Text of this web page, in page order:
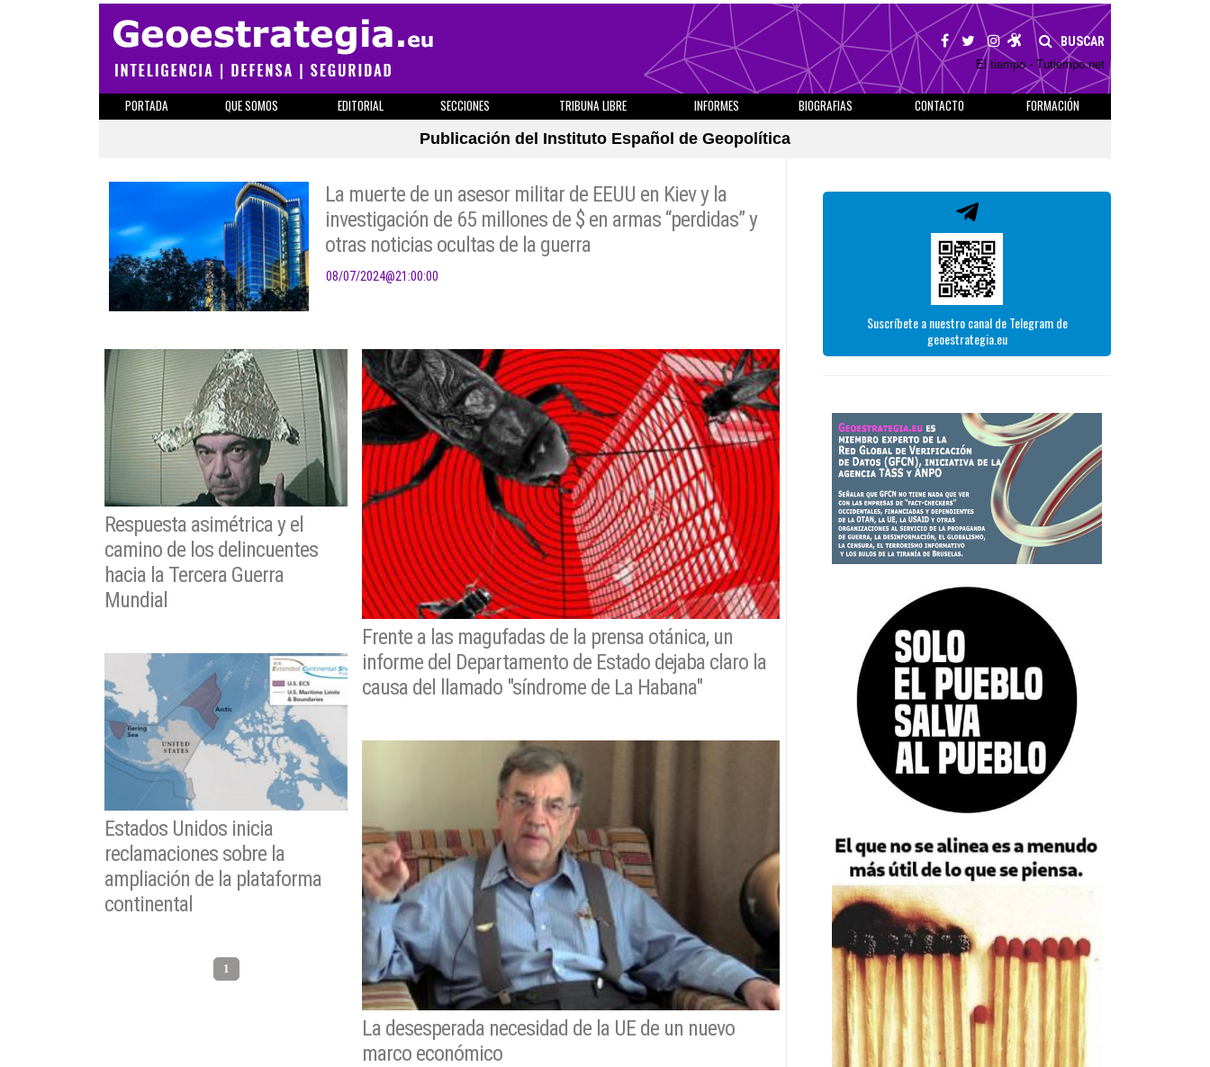
BUSCAR
El tiempo - Tutiempo.net
PORTADA QUE SOMOS EDITORIAL SECCIONES TRIBUNA LIBRE INFORMES BIOGRAFIAS CONTACTO
FORMACIÓN
Publicación del Instituto Español de Geopolítica
La muerte de un asesor militar de EEUU en Kiev y la
investigación de 65 millones de $ en armas “perdidas” y
otras noticias ocultas de la guerra
08/07/2024@21:00:00
Respuesta asimétrica y el
camino de los delincuentes
hacia la Tercera Guerra
Mundial
Estados Unidos inicia
reclamaciones sobre la
ampliación de la plataforma
continental
1
Frente a las magufadas de la prensa otánica, un
informe del Departamento de Estado dejaba claro la
causa del llamado "síndrome de La Habana"
La desesperada necesidad de la UE de un nuevo
marco económico
Suscríbete a nuestro canal de Telegram de
geoestrategia.eu